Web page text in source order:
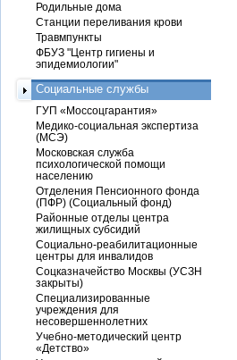
Родильные дома
Станции переливания крови
Травмпункты
ФБУЗ "Центр гигиены и
эпидемиологии"
Социальные службы
ГУП «Моссоцгарантия»
Медико-социальная экспертиза
(МСЭ)
Московская служба
психологической помощи
населению
Отделения Пенсионного фонда
(ПФР) (Социальный фонд)
Районные отделы центра
жилищных субсидий
Социально-реабилитационные
центры для инвалидов
Соцказначейство Москвы (УСЗН
закрыты)
Специализированные
учреждения для
несовершеннолетних
Учебно-методический центр
«Детство»